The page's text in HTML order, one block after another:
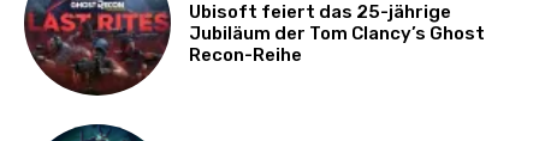
Ubisoft feiert das 25-jährige
Jubiläum der Tom Clancy’s Ghost
Recon-Reihe